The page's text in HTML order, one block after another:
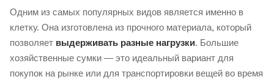
Одним из самых популярных видов является именно в
клетку. Она изготовлена из прочного материала, который
позволяет выдерживать разные нагрузки. Большие
хозяйственные сумки — это идеальный вариант для
покупок на рынке или для транспортировки вещей во время